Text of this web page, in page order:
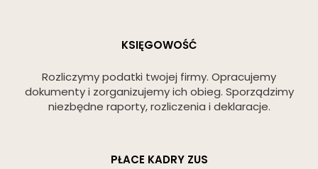
KSIĘGOWOŚĆ
Rozliczymy podatki twojej firmy. Opracujemy
dokumenty i zorganizujemy ich obieg. Sporządzimy
niezbędne raporty, rozliczenia i deklaracje.
PŁACE KADRY ZUS